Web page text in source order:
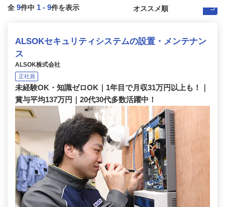
全 9件中 1 - 9件を表示
ALSOKセキュリティシステムの設置・メンテナン
ス
ALSOK株式会社
正社員
未経験OK・知識ゼロOK｜1年目で月収31万円以上も！｜
賞与平均137万円｜20代30代多数活躍中！